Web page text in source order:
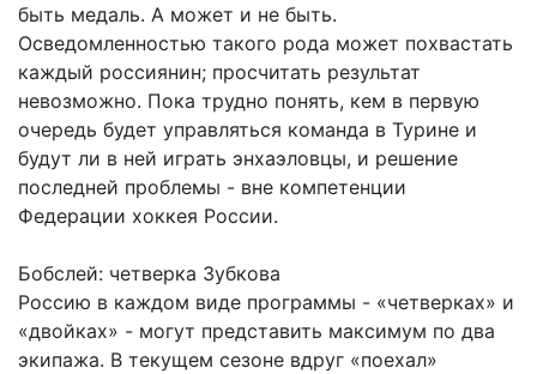
быть медаль. А может и не быть.
Осведомленностью такого рода может похвастать
каждый россиянин; просчитать результат
невозможно. Пока трудно понять, кем в первую
очередь будет управляться команда в Турине и
будут ли в ней играть энхаэловцы, и решение
последней проблемы - вне компетенции
Федерации хоккея России.
Бобслей: четверка Зубкова
Россию в каждом виде программы - «четверках» и
«двойках» - могут представить максимум по два
экипажа. В текущем сезоне вдруг «поехал»